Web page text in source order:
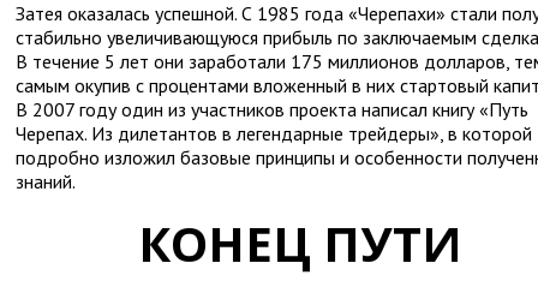
Затея оказалась успешной. С 1985 года «Черепахи» стали
стабильно увеличивающуюся прибыль по заключаемым
В течение 5 лет они заработали 175 миллионов долларов,
самым окупив с процентами вложенный в них стартовый
В 2007 году один из участников проекта написал книгу «Путь
Черепах. Из дилетантов в легендарные трейдеры», в которой
подробно изложил базовые принципы и особенности
знаний.
КОНЕЦ ПУТИ